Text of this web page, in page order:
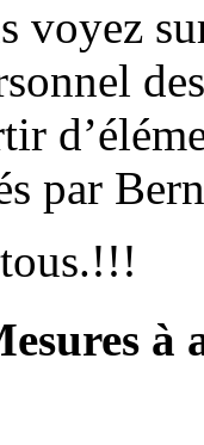
voyez
par
à